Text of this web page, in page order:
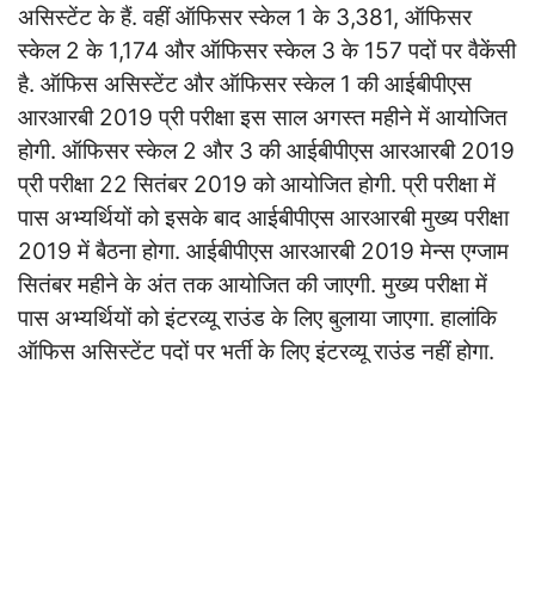
असिस्टेंट के हैं. वहीं ऑफिसर स्केल 1 के 3,381, ऑफिसर
स्केल 2 के 1,174 और ऑफिसर स्केल 3 के 157 पदों पर वैकेंसी
है. ऑफिस असिस्टेंट और ऑफिसर स्केल 1 की आईबीपीएस
आरआरबी 2019 प्री परीक्षा इस साल अगस्त महीने में आयोजित
होगी. ऑफिसर स्केल 2 और 3 की आईबीपीएस आरआरबी 2019
प्री परीक्षा 22 सितंबर 2019 को आयोजित होगी. प्री परीक्षा में
पास अभ्यर्थियों को इसके बाद आईबीपीएस आरआरबी मुख्य परीक्षा
2019 में बैठना होगा. आईबीपीएस आरआरबी 2019 मेन्स एग्जाम
सितंबर महीने के अंत तक आयोजित की जाएगी. मुख्य परीक्षा में
पास अभ्यर्थियों को इंटरव्यू राउंड के लिए बुलाया जाएगा. हालांकि
ऑफिस असिस्टेंट पदों पर भर्ती के लिए इंटरव्यू राउंड नहीं होगा.